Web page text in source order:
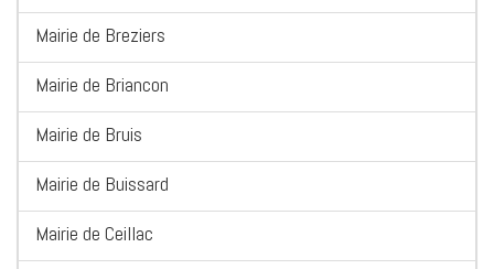
Mairie de Breziers
Mairie de Briancon
Mairie de Bruis
Mairie de Buissard
Mairie de Ceillac